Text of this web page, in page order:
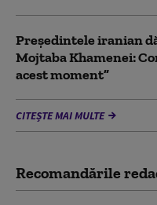
Preşedintele iranian
Mojtaba Khamenei:
acest moment”
CITEȘTE MAI MULTE
Recomandările